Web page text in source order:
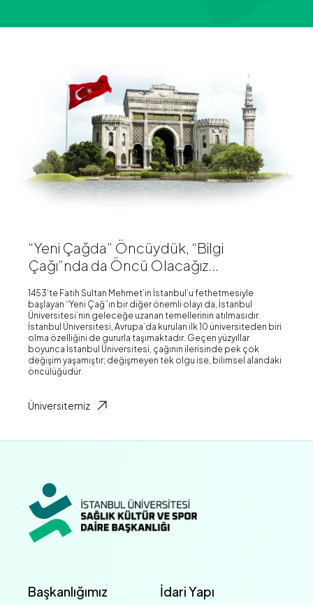
“Yeni Çağda” Öncüydük, “Bilgi
Çağı”nda da Öncü Olacağız...
1453’te Fatih Sultan Mehmet’in İstanbul’u fethetmesiyle
başlayan “Yeni Çağ”ın bir diğer önemli olayı da, İstanbul
Üniversitesi’nin geleceğe uzanan temellerinin atılmasıdır.
İstanbul Üniversitesi, Avrupa’da kurulan ilk 10 üniversiteden biri
olma özelliğini de gururla taşımaktadır. Geçen yüzyıllar
boyunca İstanbul Üniversitesi, çağının ilerisinde pek çok
değişim yaşamıştır; değişmeyen tek olgu ise, bilimsel alandaki
öncülüğüdür.
Üniversitemiz
Başkanlığımız İdari Yapı